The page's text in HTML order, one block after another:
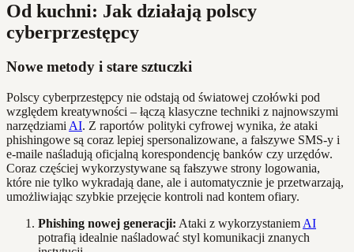
Od kuchni: Jak działają polscy
cyberprzestępcy
Nowe metody i stare sztuczki
Polscy cyberprzestępcy nie odstają od światowej czołówki pod
względem kreatywności – łączą klasyczne techniki z najnowszymi
narzędziami AI. Z raportów polityki cyfrowej wynika, że ataki
phishingowe są coraz lepiej spersonalizowane, a fałszywe SMS-y i
e-maile naśladują oficjalną korespondencję banków czy urzędów.
Coraz częściej wykorzystywane są fałszywe strony logowania,
które nie tylko wykradają dane, ale i automatycznie je przetwarzają,
umożliwiając szybkie przejęcie kontroli nad kontem ofiary.
Phishing nowej generacji: Ataki z wykorzystaniem AI
potrafią idealnie naśladować styl komunikacji znanych